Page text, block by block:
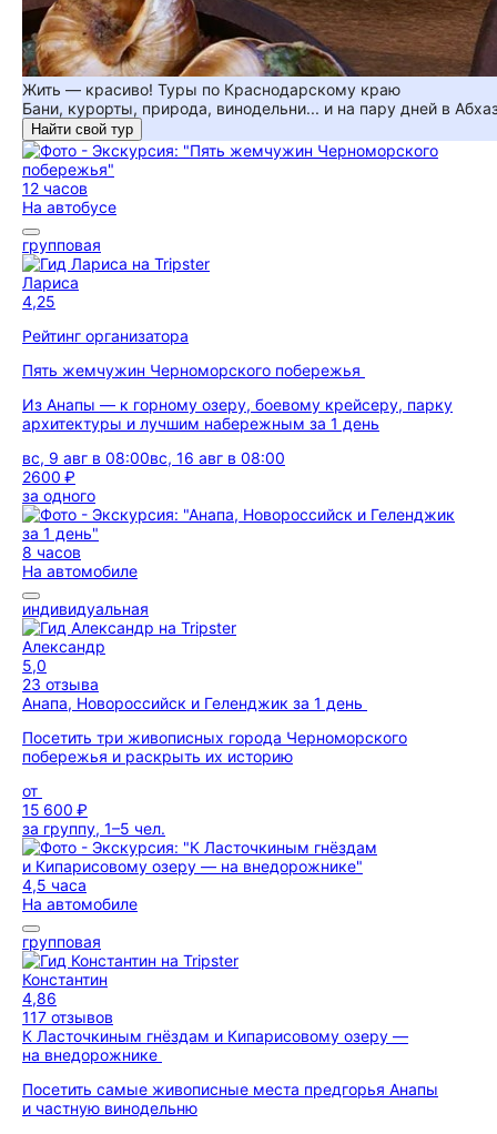
Жить — красиво! Туры по Краснодарскому краю
Бани, курорты, природа, винодельни... и на пару дней в
Найти свой тур
12 часов
На автобусе
групповая
Лариса
4,25
Рейтинг организатора
Пять жемчужин Черноморского побережья
Из Анапы — к горному озеру, боевому крейсеру, парку
архитектуры и лучшим набережным за 1 день
вс, 9 авг в 08:00вс, 16 авг в 08:00
2600 ₽
за одного
8 часов
На автомобиле
индивидуальная
Александр
5,0
23 отзыва
Анапа, Новороссийск и Геленджик за 1 день
Посетить три живописных города Черноморского
побережья и раскрыть их историю
от
15 600 ₽
за группу, 1–5 чел.
4,5 часа
На автомобиле
групповая
Константин
4,86
117 отзывов
К Ласточкиным гнёздам и Кипарисовому озеру —
на внедорожнике
Посетить самые живописные места предгорья Анапы
и частную винодельню